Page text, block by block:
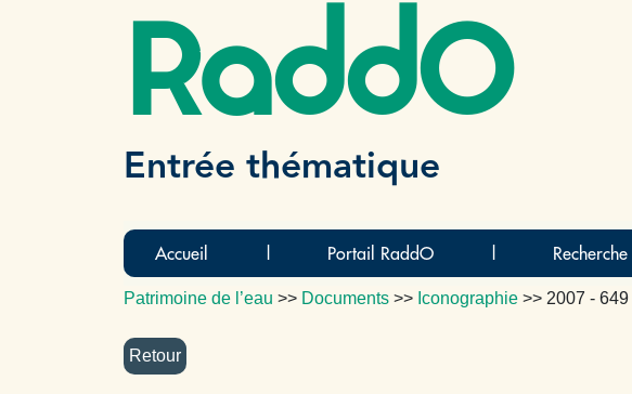
RaddO
Entrée thématique
Accueil Portail RaddO Recherche
Patrimoine de l’eau >> Documents >> Iconographie >> 2007 - 649